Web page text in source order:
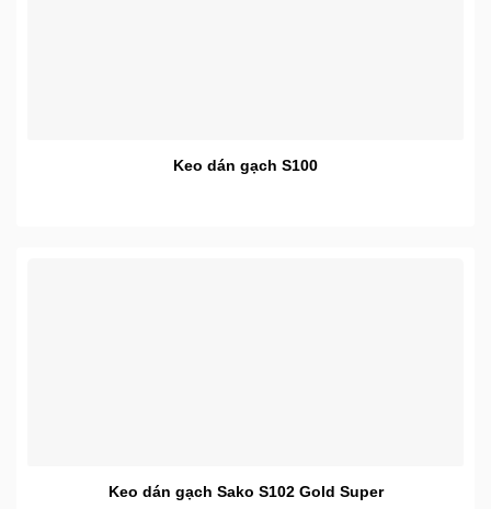
Keo dán gạch S100
Keo dán gạch Sako S102 Gold Super